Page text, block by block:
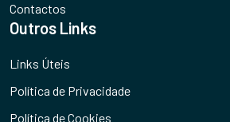
Contactos
Outros Links
Links Úteis
Política de Privacidade
Política de Cookies